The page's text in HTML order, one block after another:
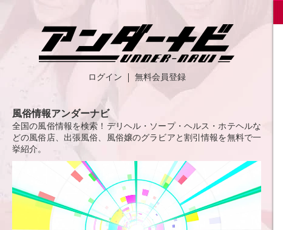
ログイン 無料会員登録
風俗情報アンダーナビ
全国の風俗情報を検索！デリヘル・ソープ・ヘルス・ホテヘルな
どの風俗店、出張風俗、風俗嬢のグラビアと割引情報を無料で一
挙紹介。